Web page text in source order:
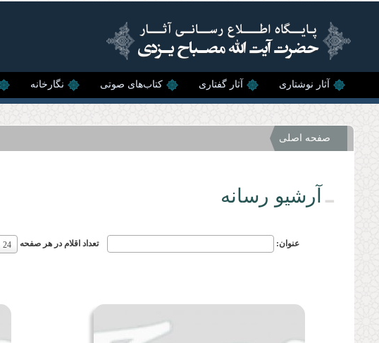
آثار نوشتاری آثار گفتاری کتاب‌های صوتی نگارخانه
صفحه اصلی
آرشیو رسانه
عنوان: تعداد اقلام در هر صفحه 24